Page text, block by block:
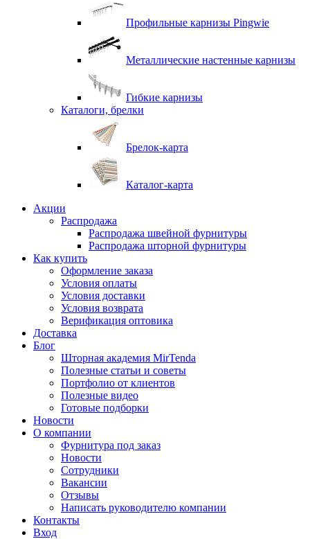
Профильные карнизы Pingwie
Металлические настенные карнизы
Гибкие карнизы
Каталоги, брелки
Брелок-карта
Каталог-карта
Акции
Распродажа
Распродажа швейной фурнитуры
Распродажа шторной фурнитуры
Как купить
Оформление заказа
Условия оплаты
Условия доставки
Условия возврата
Верификация оптовика
Доставка
Блог
Шторная академия MirTenda
Полезные статьи и советы
Портфолио от клиентов
Полезные видео
Готовые подборки
Новости
О компании
Фурнитура под заказ
Новости
Сотрудники
Вакансии
Отзывы
Написать руководителю компании
Контакты
Вход